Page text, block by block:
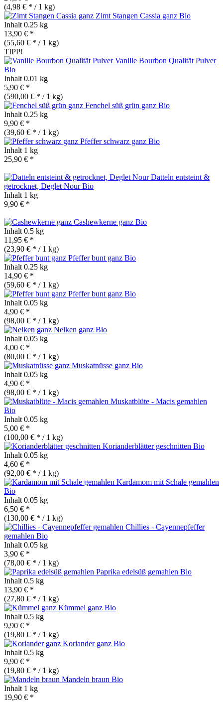
(4,98 € * / 1 kg)
Zimt Stangen Cassia ganz Bio
Inhalt 0.25 kg
13,90 € *
(55,60 € * / 1 kg)
TIPP!
Vanille Bourbon Qualität Pulver
Bio
Inhalt 0.01 kg
5,90 € *
(590,00 € * / 1 kg)
Fenchel süß grün ganz Bio
Inhalt 0.25 kg
9,90 € *
(39,60 € * / 1 kg)
Pfeffer schwarz ganz Bio
Inhalt 1 kg
25,90 € *
Datteln entsteint &
getrocknet, Deglet NourBio
Inhalt 1 kg
9,90 € *
Cashewkerne ganz Bio
Inhalt 0.5 kg
11,95 € *
(23,90 € * / 1 kg)
Pfeffer bunt ganz Bio
Inhalt 0.25 kg
14,90 € *
(59,60 € * / 1 kg)
Pfeffer bunt ganz Bio
Inhalt 0.05 kg
4,90 € *
(98,00 € * / 1 kg)
Nelken ganz Bio
Inhalt 0.05 kg
4,00 € *
(80,00 € * / 1 kg)
Muskatnüsse ganz Bio
Inhalt 0.05 kg
4,90 € *
(98,00 € * / 1 kg)
Muskatblüte - Macis gemahlen
Bio
Inhalt 0.05 kg
5,00 € *
(100,00 € * / 1 kg)
Korianderblätter geschnitten Bio
Inhalt 0.05 kg
4,60 € *
(92,00 € * / 1 kg)
Kardamom mit Schale gemahlen
Bio
Inhalt 0.05 kg
6,50 € *
(130,00 € * / 1 kg)
Chillies - Cayennepfeffer
gemahlen Bio
Inhalt 0.05 kg
3,90 € *
(78,00 € * / 1 kg)
Paprika edelsüß gemahlen Bio
Inhalt 0.5 kg
13,90 € *
(27,80 € * / 1 kg)
Kümmel ganz Bio
Inhalt 0.5 kg
9,90 € *
(19,80 € * / 1 kg)
Koriander ganz Bio
Inhalt 0.5 kg
9,90 € *
(19,80 € * / 1 kg)
Mandeln braun Bio
Inhalt 1 kg
19,90 € *